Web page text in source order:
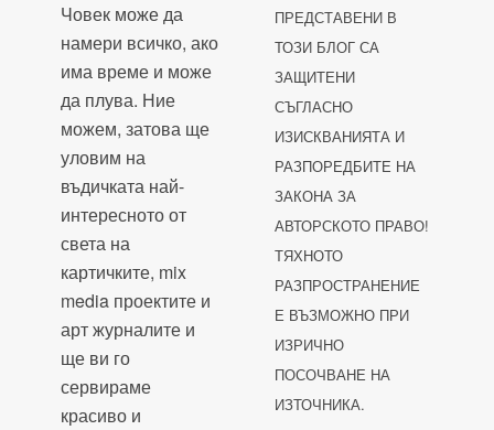
Човек може да
намери всичко, ако
има време и може
да плува. Ние
можем, затова ще
уловим на
въдичката най-
интересното от
света на
картичките, mix
media проектите и
арт журналите и
ще ви го
сервираме
красиво и
ПРЕДСТАВЕНИ В
ТОЗИ БЛОГ СА
ЗАЩИТЕНИ
СЪГЛАСНО
ИЗИСКВАНИЯТА И
РАЗПОРЕДБИТЕ НА
ЗАКОНА ЗА
АВТОРСКОТО ПРАВО!
ТЯХНОТО
РАЗПРОСТРАНЕНИЕ
Е ВЪЗМОЖНО ПРИ
ИЗРИЧНО
ПОСОЧВАНЕ НА
ИЗТОЧНИКА.